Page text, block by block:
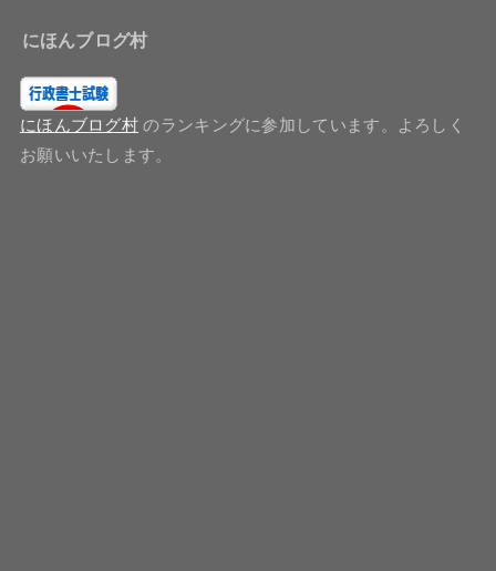
にほんブログ村
にほんブログ村 のランキングに参加しています。よろしく
お願いいたします。